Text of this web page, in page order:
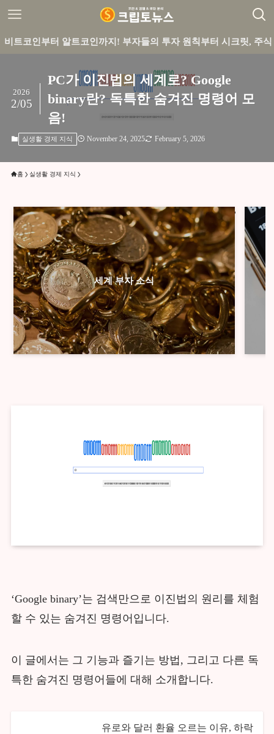
부터 알트코인까지! 부자들의 투자 원칙부터 시크릿, 주식 실전 꿀
PC가 이진법의 세계로? Google
binary란? 독특한 숨겨진 명령어 모
음!
2026
2/05
실생활 경제 지식 November 24, 2025 February 5, 2026
홈 실생활 경제 지식
세계 부자 소식
‘Google binary’는 검색만으로 이진법의 원리를 체험
할 수 있는 숨겨진 명령어입니다.
이 글에서는 그 기능과 즐기는 방법, 그리고 다른 독
특한 숨겨진 명령어들에 대해 소개합니다.
유로와 달러 환율 오르는 이유, 하락